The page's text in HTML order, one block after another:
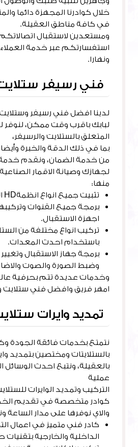
خلال كوادرنا المجهزة دائما
في كافة مناطق العقيلة.
ومستعدين لاستقبال
استفسارتكم عبر خدمة العملاء
ونهارا.
فني رسيفر
لدينا افضل فني رسيفر
لبابك باقرب وقت ممكن،
المتعلق بالستلايت والرسيفر،
بما في ذلك الدقة والخبرة
من خدمة الضمان، ونقدم خدمة
لجهازك وصيانة الاقمار
منها:
تثبيت جميع انواع انظمةHD المتلقي.
برمجة جميع القنوات
اجهزة الاستقبال.
تركيب انواع مختلفة من
باستخدام احدث المعدات.
برمجة جهاز الاستقبال
وضبط الصورة والصوت
وخدمات عديدة تتم بحرفية
امهر فريق وافضل فني ستلايت
تمديد وايرات
نتمتع بخدمات فائقة الجودة
بالستلايتات ومختصين بتمديد
بالعقيلة، ونتبع احدث
عملية
التركيب وتمديد الوايرات
كوادر متخصصة في تقديم
والاي نوفرها على مدار الساعة
كادر فني متميز في اعمال
الداخلية والخارجية بتقنيات